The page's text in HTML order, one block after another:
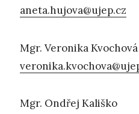
aneta.hujova@ujep.cz
Mgr. Veronika Kvochová
Mgr. Ondřej